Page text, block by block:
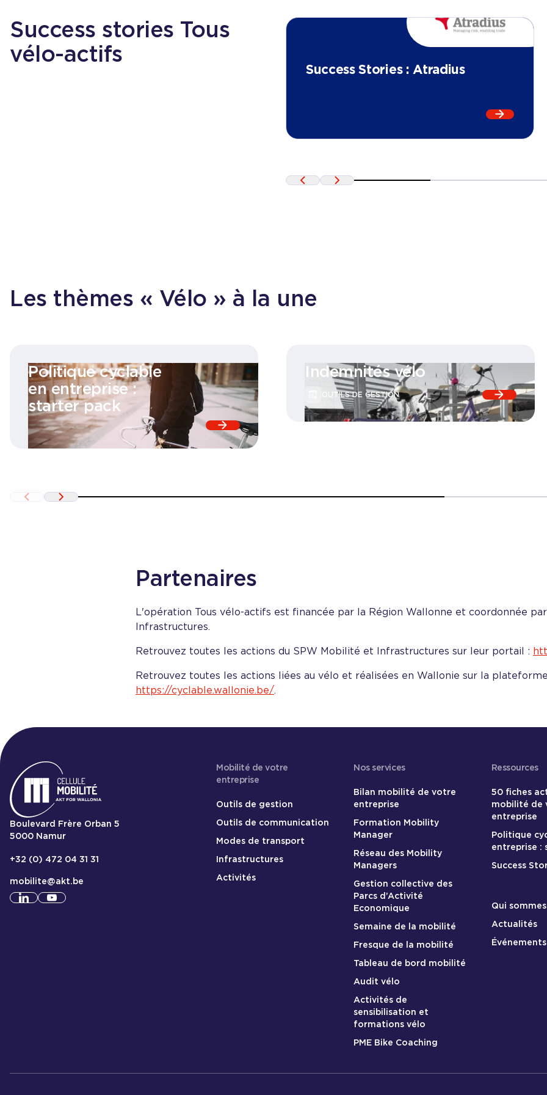
Success stories Tous
vélo-actifs
Success Stories : Atradius
En lire
Précédent
Suivant
Les thèmes « Vélo » à la une
Politique cyclable
en entreprise :
starter pack
Consulter la page
Indemnités vélo
OUTILS DE GESTION
Précédent
Suivant
Partenaires
L'opération Tous vélo-actifs est financée par la Région Wallonne et coordonnée
Infrastructures.
Retrouvez toutes les actions du SPW Mobilité et Infrastructures sur leur portail :
Retrouvez toutes les actions liées au vélo et réalisées en Wallonie sur la
https://cyclable.wallonie.be/.
Boulevard Frère Orban 5
5000 Namur
+32 (0) 472 04 31 31
mobilite@akt.be
Consulter notre profil
Consulter notre profil
Mobilité de votre
entreprise
Outils de gestion
Outils de communication
Modes de transport
Infrastructures
Activités
Nos services
Bilan mobilité de votre
entreprise
Formation Mobility
Manager
Réseau des Mobility
Managers
Gestion collective des
Parcs d’Activité
Economique
Semaine de la mobilité
Fresque de la mobilité
Tableau de bord mobilité
Audit vélo
Activités de
sensibilisation et
formations vélo
PME Bike Coaching
Ressources
50 fiches
mobilité de
entreprise
Politique
entreprise :
Success
A propos
Qui
Actualités
Événements